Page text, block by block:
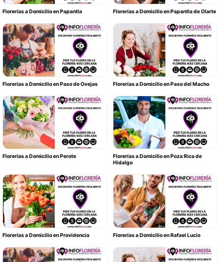
Florerías a Domicilio en Papantla Florerías a Domicilio en Papantla de Olarte
Florerías a Domicilio en Paso de Ovejas Florerías a Domicilio en Paso del Macho
Florerías a Domicilio en Perote
Florerías a Domicilio en Poza Rica de
Hidalgo
Florerías a Domicilio en Providencia Florerías a Domicilio en Rafael Lucio